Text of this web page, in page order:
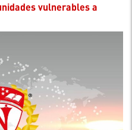
vulnerables a